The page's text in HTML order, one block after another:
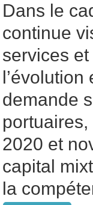
Dans le
continue
services
demande
2020 et
capital
la